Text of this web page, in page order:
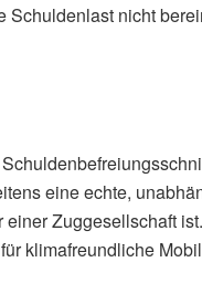
nicht
eine echte,
Zuggesellschaft
klimafreundliche